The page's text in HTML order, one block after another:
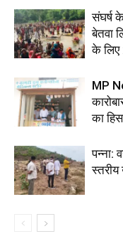
संघर्ष
बेतवा
के लिए
MP
का
पन्ना:
स्तरीय